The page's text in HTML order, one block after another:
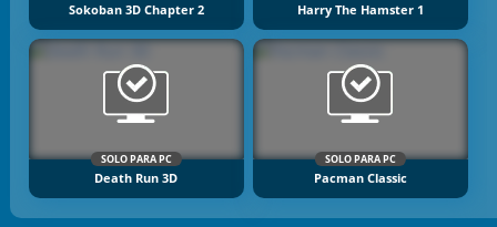
Sokoban 3D Chapter 2 Harry The Hamster 1
SOLO PARA PC
Death Run 3D
SOLO PARA PC
Pacman Classic